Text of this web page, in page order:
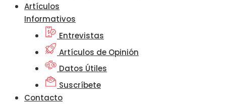
Artículos
Informativos
Entrevistas
Artículos de Opinión
Datos Útiles
Suscríbete
Contacto